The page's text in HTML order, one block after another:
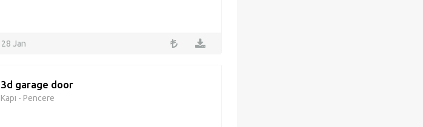
28 Jan
3d garage door
Kapı - Pencere